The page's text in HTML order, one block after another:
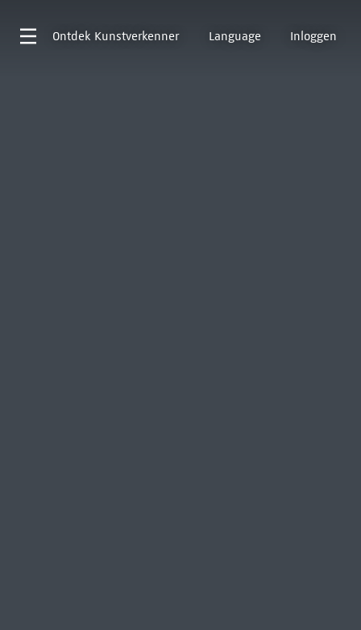
Ontdek Kunstverkenner Language Inloggen